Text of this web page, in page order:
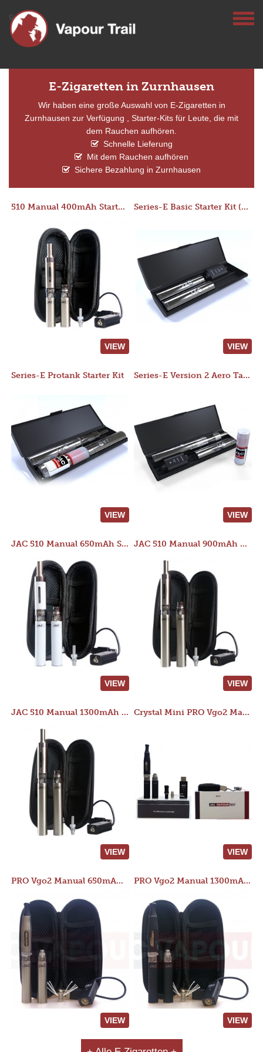
E-Zigaretten in Zurnhausen
Wir haben eine große Auswahl von E-Zigaretten in
Zurnhausen zur Verfügung , Starter-Kits für Leute, die mit
dem Rauchen aufhören.
Schnelle Lieferung
Mit dem Rauchen aufhören
Sichere Bezahlung in Zurnhausen
510 Manual 400mAh Starter Kit
VIEW
Series-E Basic Starter Kit (No Tank)
VIEW
Series-E Protank Starter Kit
VIEW
Series-E Version 2 Aero Tank Starter Kit
VIEW
JAC 510 Manual 650mAh Starter Kit
VIEW
JAC 510 Manual 900mAh Starter Kit
VIEW
JAC 510 Manual 1300mAh Starter Kit
VIEW
Crystal Mini PRO Vgo2 Manual 400mAh Kit
VIEW
PRO Vgo2 Manual 650mAh Kit
VIEW
PRO Vgo2 Manual 1300mAh Kit
VIEW